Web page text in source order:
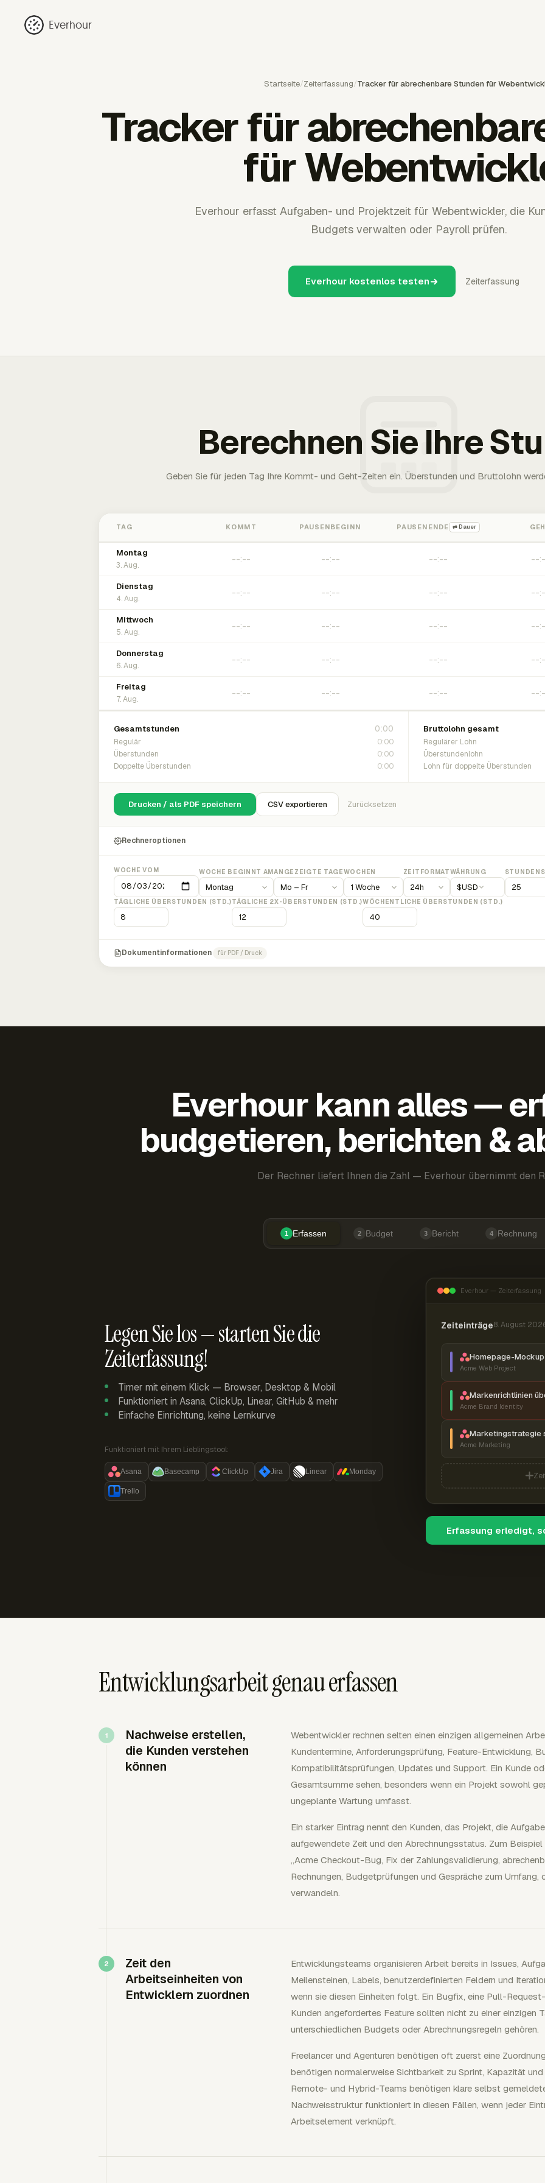
Everhour
Startseite/Zeiterfassung/Tracker für abrechenbare Stunden für
Tracker für
für
Everhour erfasst Aufgaben- und Projektzeit für Webentwickler, die
Budgets verwalten oder Payroll prüfen.
Everhour kostenlos testen Zeiterfassung
Berechnen Sie Ihre
Geben Sie für jeden Tag Ihre Kommt- und Geht-Zeiten ein. Überstunden und Bruttolohn
TAG KOMMT PAUSENBEGINN PAUSENENDE ⇄ Dauer
Montag
3. Aug.
Dienstag
4. Aug.
Mittwoch
5. Aug.
Donnerstag
6. Aug.
Freitag
7. Aug.
Gesamtstunden 0:00
Regulär 0:00
Überstunden 0:00
Doppelte Überstunden 0:00
Bruttolohn gesamt
Regulärer Lohn
Überstundenlohn
Lohn für doppelte Überstunden
Drucken / als PDF speichern CSV exportieren Zurücksetzen
Rechneroptionen
WOCHE VOM WOCHE BEGINNT AMANGEZEIGTE TAGEWOCHEN ZEITFORMATWÄHRUNG
$USD
TÄGLICHE ÜBERSTUNDEN (STD.)TÄGLICHE 2X-ÜBERSTUNDEN (STD.)WÖCHENTLICHE ÜBERSTUNDEN (STD.)
Dokumentinformationen für PDF / Druck
Everhour kann alles —
budgetieren, berichten &
Der Rechner liefert Ihnen die Zahl — Everhour übernimmt den
1 Erfassen 2 Budget 3 Bericht 4 Rechnung
Legen Sie los — starten Sie die
Zeiterfassung!
Timer mit einem Klick — Browser, Desktop & Mobil
Funktioniert in Asana, ClickUp, Linear, GitHub & mehr
Einfache Einrichtung, keine Lernkurve
Funktioniert mit Ihrem Lieblingstool:
Asana Basecamp ClickUp Jira Linear Monday
Trello
Everhour — Zeiterfassung
Zeiteinträge8. August
Homepage-
Acme Web Project
Markenrichtlinien
Acme Brand Identity
Marketingstrategie
Acme Marketing
Erfassung erledigt,
Entwicklungsarbeit genau erfassen
Nachweise erstellen,
die Kunden verstehen
können
Webentwickler rechnen selten einen einzigen allgemeinen
Kundentermine, Anforderungsprüfung, Feature-Entwicklung,
Kompatibilitätsprüfungen, Updates und Support. Ein Kunde
Gesamtsumme sehen, besonders wenn ein Projekt sowohl
ungeplante Wartung umfasst.
Ein starker Eintrag nennt den Kunden, das Projekt, die
aufgewendete Zeit und den Abrechnungsstatus. Zum
„Acme Checkout-Bug, Fix der Zahlungsvalidierung,
Rechnungen, Budgetprüfungen und Gespräche zum Umfang,
verwandeln.
Zeit den
Arbeitseinheiten von
Entwicklern zuordnen
Entwicklungsteams organisieren Arbeit bereits in Issues,
Meilensteinen, Labels, benutzerdefinierten Feldern und
wenn sie diesen Einheiten folgt. Ein Bugfix, eine Pull-
Kunden angefordertes Feature sollten nicht zu einer einzigen
unterschiedlichen Budgets oder Abrechnungsregeln gehören.
Freelancer und Agenturen benötigen oft zuerst eine
benötigen normalerweise Sichtbarkeit zu Sprint, Kapazität
Remote- und Hybrid-Teams benötigen klare selbst
Nachweisstruktur funktioniert in diesen Fällen, wenn jeder
Arbeitselement verknüpft.